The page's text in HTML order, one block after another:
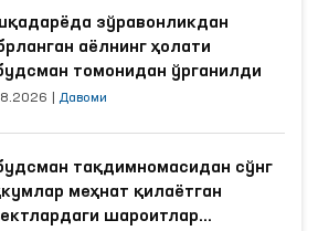
зўравонликдан
аёлнинг ҳолати
томонидан ўрганилди
Давоми
тақдимномасидан сўнг
меҳнат қилаётган
шароитлар